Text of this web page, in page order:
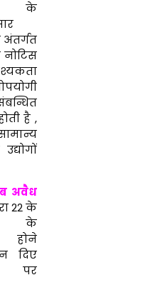
के
अंतर्गत
है ,
अवैध
22 के
के
होने
दिए
पर